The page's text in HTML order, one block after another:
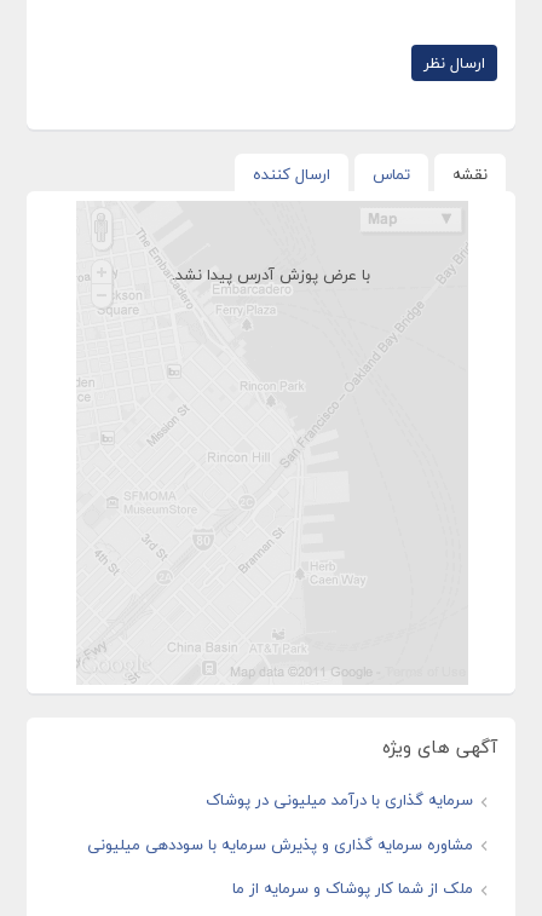
نقشه تماس ارسال کننده
با عرض پوزش آدرس پیدا نشد.
آگهی های ویژه
سرمایه گذاری با درآمد میلیونی در پوشاک
مشاوره سرمایه گذاری و پذیرش سرمایه با سوددهی میلیونی
ملک از شما کار پوشاک و سرمایه از ما